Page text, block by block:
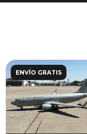
ENVÍO GRATIS